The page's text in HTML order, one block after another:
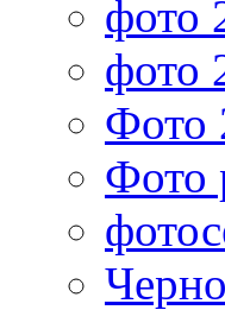
фото
фото
Фото
Фото